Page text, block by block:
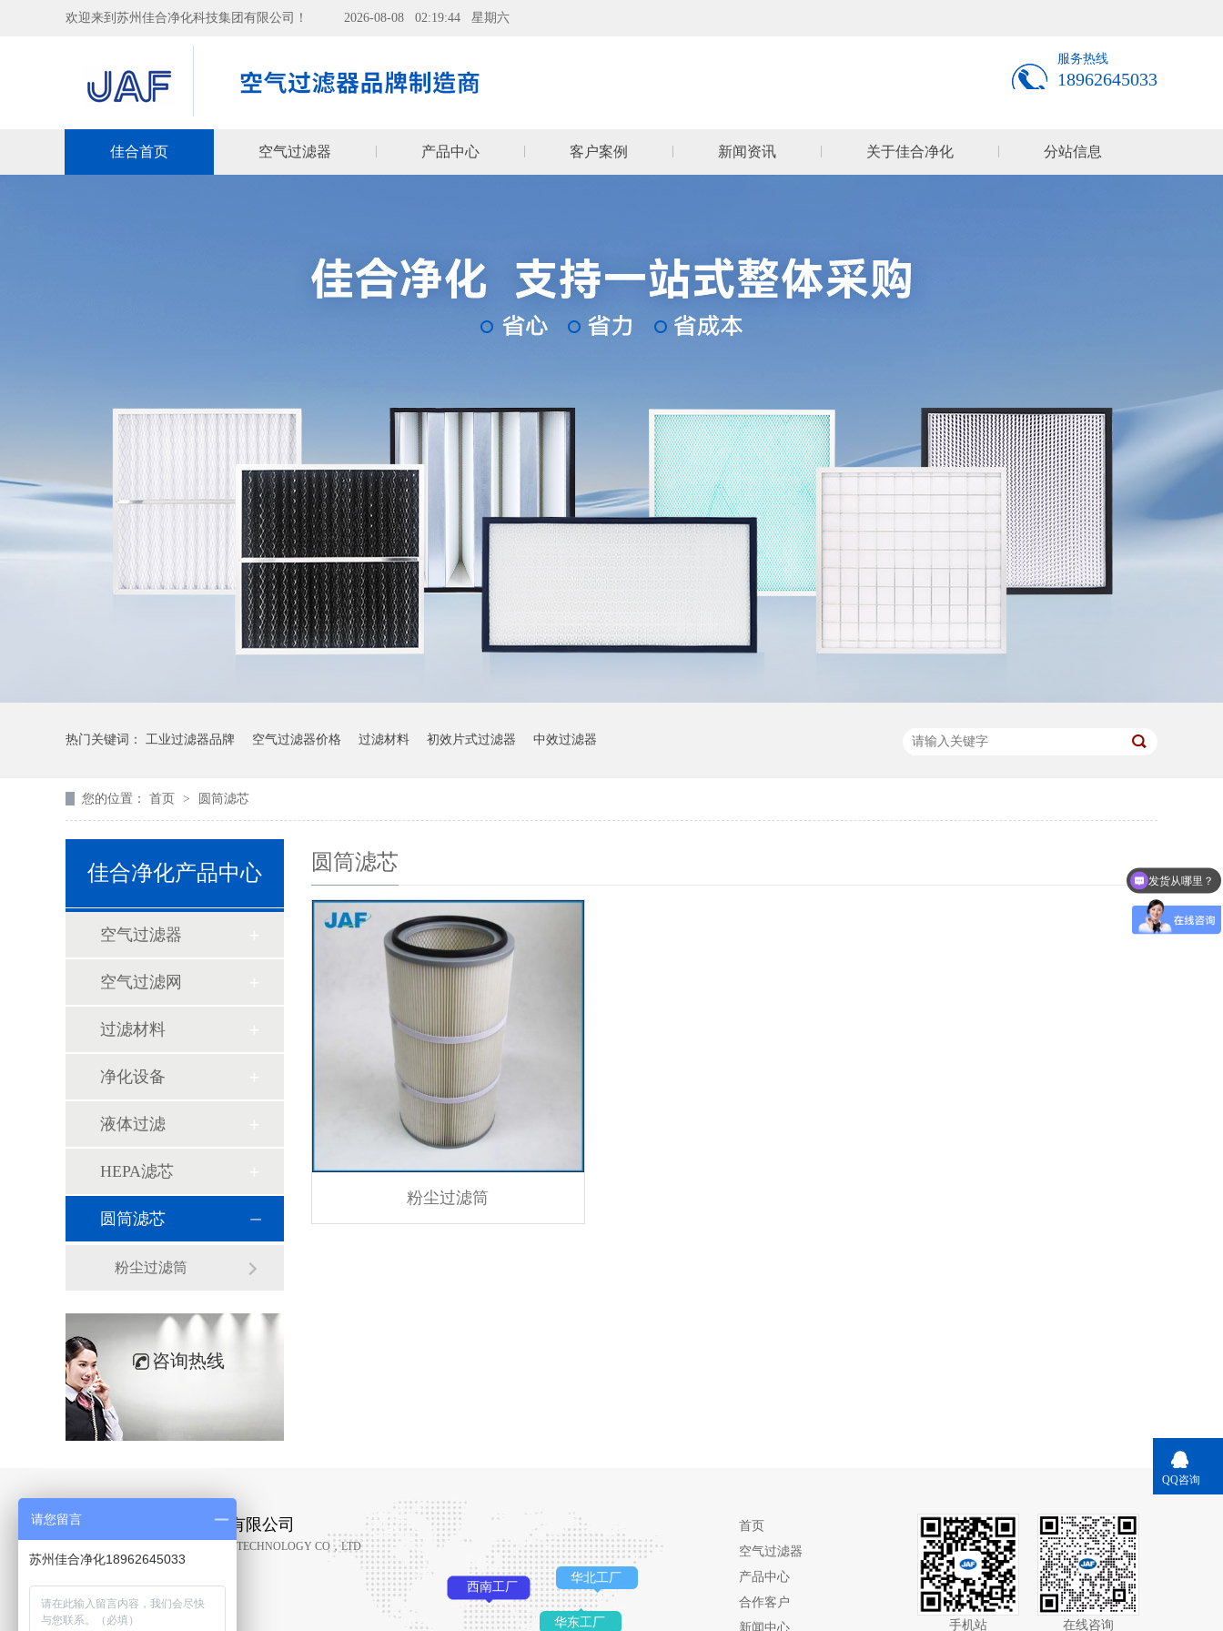
欢迎来到苏州佳合净化科技集团有限公司！ 2026-08-08 02:19:45 星期六
服务热线
18962645033
佳合首页 空气过滤器 产品中心 客户案例 新闻资讯 关于佳合净化 分站信息
热门关键词： 工业过滤器品牌 空气过滤器价格 过滤材料 初效片式过滤器 中效过滤器
您的位置： 首页 > 圆筒滤芯
佳合净化产品中心
空气过滤器
空气过滤网
过滤材料
净化设备
液体过滤
HEPA滤芯
圆筒滤芯
粉尘过滤筒
咨询热线
圆筒滤芯
粉尘过滤筒
苏州佳合净化科技集团有限公司
KUNSHAN JIAHE PURIFICATION TECHNOLOGY CO，LTD
企业微信：19122120098
华北工厂
华东工厂
西南工厂
首页
空气过滤器
产品中心
合作客户
新闻中心
手机站 在线咨询
QQ咨询
发货从哪里？
请您留言
苏州佳合净化18962645033